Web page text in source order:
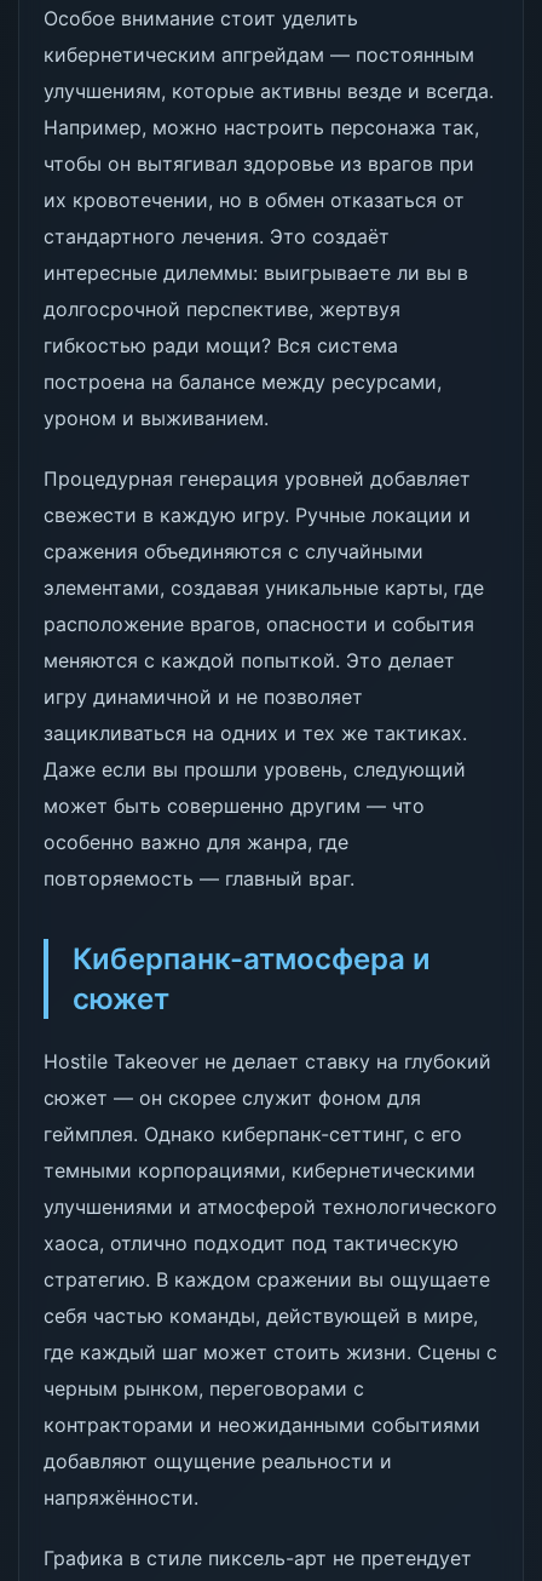
Особое внимание стоит уделить
кибернетическим апгрейдам — постоянным
улучшениям, которые активны везде и всегда.
Например, можно настроить персонажа так,
чтобы он вытягивал здоровье из врагов при
их кровотечении, но в обмен отказаться от
стандартного лечения. Это создаёт
интересные дилеммы: выигрываете ли вы в
долгосрочной перспективе, жертвуя
гибкостью ради мощи? Вся система
построена на балансе между ресурсами,
уроном и выживанием.
Процедурная генерация уровней добавляет
свежести в каждую игру. Ручные локации и
сражения объединяются с случайными
элементами, создавая уникальные карты, где
расположение врагов, опасности и события
меняются с каждой попыткой. Это делает
игру динамичной и не позволяет
зацикливаться на одних и тех же тактиках.
Даже если вы прошли уровень, следующий
может быть совершенно другим — что
особенно важно для жанра, где
повторяемость — главный враг.
Киберпанк-атмосфера и
сюжет
Hostile Takeover не делает ставку на глубокий
сюжет — он скорее служит фоном для
геймплея. Однако киберпанк-сеттинг, с его
темными корпорациями, кибернетическими
улучшениями и атмосферой технологического
хаоса, отлично подходит под тактическую
стратегию. В каждом сражении вы ощущаете
себя частью команды, действующей в мире,
где каждый шаг может стоить жизни. Сцены с
черным рынком, переговорами с
контракторами и неожиданными событиями
добавляют ощущение реальности и
напряжённости.
Графика в стиле пиксель-арт не претендует